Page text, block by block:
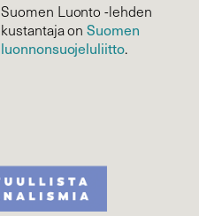
Suomen Luonto -lehden
kustantaja onSuomen
luonnonsuojelu­liitto.